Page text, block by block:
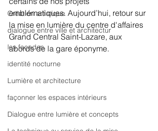
Création artistique
dialogue entre ville et architectur
les façades
identité nocturne
Lumière et architecture
façonner les espaces intérieurs
Dialogue entre lumière et concepts
emblématiques. Aujourd’hui, retour sur
la mise en lumière du centre d'affaires
Grand Central Saint-Lazare, aux
abords de la gare éponyme.